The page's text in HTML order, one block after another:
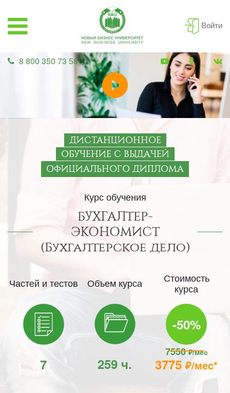
Войти
8 800 350 73 58
ДИСТАНЦИОННОЕ
ОБУЧЕНИЕ С ВЫДАЧЕЙ
ОФИЦИАЛЬНОГО ДИПЛОМА
Курс обучения
БУХГАЛТЕР-
ЭКОНОМИСТ
(Бухгалтерское дело)
Частей и тестов
7
Объем курса
259 ч.
Стоимость
курса
-50%
7550₽/мес
3775₽/мес*